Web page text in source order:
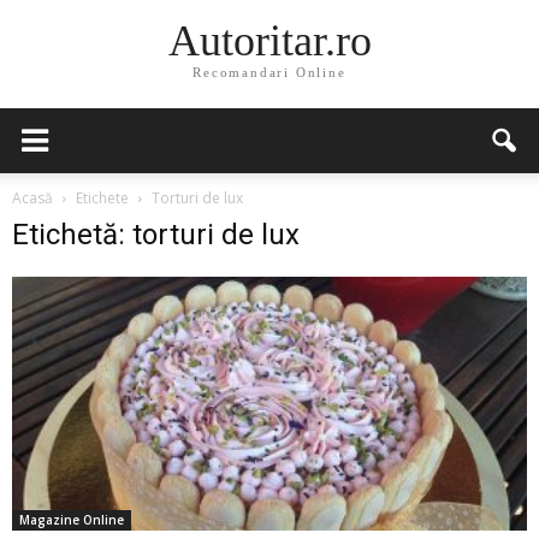
Autoritar.ro
Recomandari Online
Acasă Etichete Torturi de lux
Etichetă: torturi de lux
Magazine Online